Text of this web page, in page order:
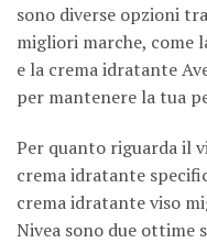
sono diverse opzioni
migliori marche, come
e la crema idratante
per mantenere la tua
Per quanto riguarda il
crema idratante
crema idratante viso
Nivea sono due ottime